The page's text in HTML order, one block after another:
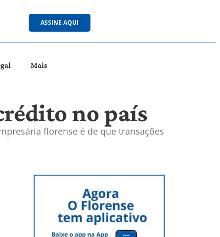
ASSINE AQUI
Mais
no país
florense é de que transações